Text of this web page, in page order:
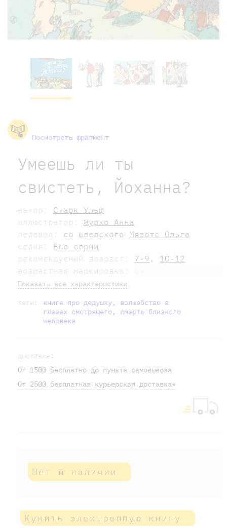
Посмотреть фрагмент
Умеешь ли ты
свистеть, Йоханна?
автор: Старк Ульф
иллюстратор: Журко Анна
перевод: со шведского Мяэотс Ольга
серия: Вне серии
рекомендуемый возраст: 7-9 , 10-12
возрастная маркировка:
Показать все характеристики
теги: книга про дедушку, волшебство в
глазах смотрящего, смерть близкого
человека
доставка:
От 1500 бесплатно до пункта самовывоза
От 2500 бесплатная курьерская доставка*
Нет в наличии
Купить электронную книгу